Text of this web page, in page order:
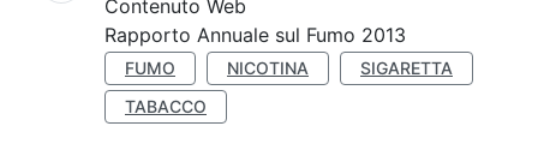
Contenuto Web
Rapporto Annuale sul Fumo 2013
FUMO NICOTINA
SIGARETTA
TABACCO